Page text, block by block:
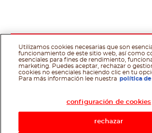
Utilizamos cookies necesarias que son
funcionamiento de este sitio web, así como
esenciales para fines de rendimiento,
marketing. Puedes aceptar, rechazar o
cookies no esenciales haciendo clic en tu
Para más información lee nuestra política
configuración de cookies
rechazar